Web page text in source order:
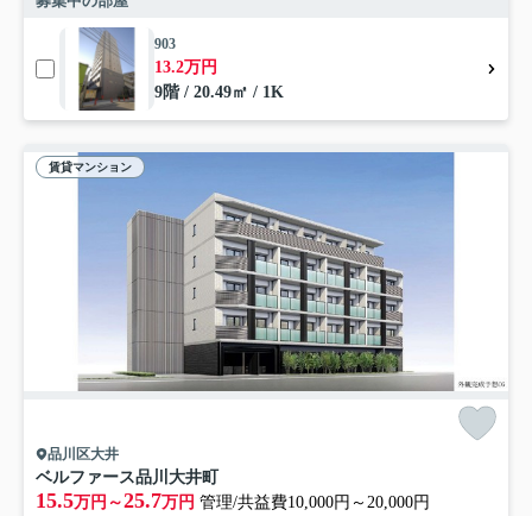
903
13.2万円
9階 / 20.49㎡ / 1K
賃貸マンション
品川区大井
ベルファース品川大井町
15.5万円～25.7万円 管理/共益費10,000円～20,000円